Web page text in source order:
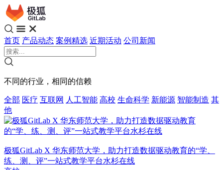
首页 产品动态 案例精选 近期活动 公司新闻
不同的行业，相同的信赖
全部 医疗 互联网 人工智能 高校 生命科学 新能源 智能制造 其
他
极狐GitLab X 华东师范大学，助力打造数据驱动教育的“学、
练、测、评”一站式教学平台水杉在线